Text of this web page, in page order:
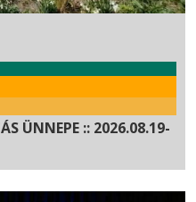
ÜNNEPE :: 2026.08.19-